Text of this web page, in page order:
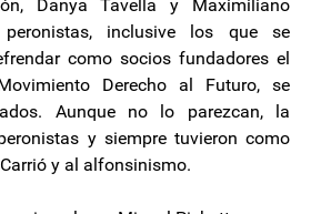
Danya Tavella y Maximiliano
peronistas, inclusive los que se
como socios fundadores el
Derecho al Futuro, se
Aunque no lo parezcan, la
y siempre tuvieron como
y al alfonsinismo.